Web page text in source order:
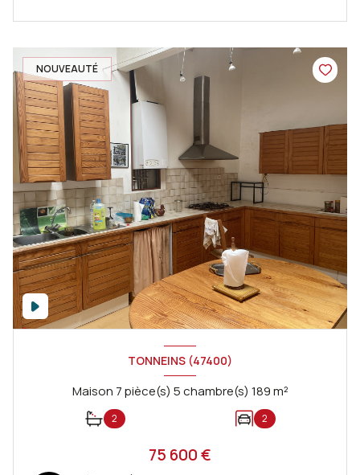
NOUVEAUTÉ
TONNEINS (47400)
Maison 7 pièce(s) 5 chambre(s) 189 m²
2 2
75 600 €